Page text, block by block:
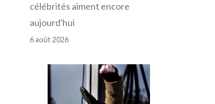
célébrités aiment encore
aujourd'hui
6 août 2026